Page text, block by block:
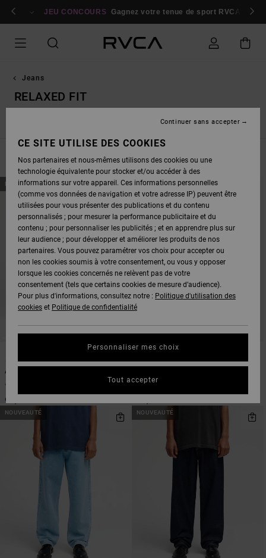
GRILLE
Se connecter / s'inscrire
JEU CONCOURS Gagnez votre tenue de sport RVCA
Jeans
RELAXED FIT
FILTRER & TRIER
PASSER
AUX
CRITÈRES
ALLER
TRIER
NOUVEAUTÉ
Americana Dayshift
Jean en denim Bleu Homme
95,00 €
NOUVEAUTÉ
3
Jean en denim Noir Homme
NOUVEAUTÉ NOUVEAUTÉ
CE SITE UTILISE DES COOKIES
Nos partenaires et nous-mêmes utilisons des cookies ou une
technologie équivalente pour stocker et/ou accéder à des
informations sur votre appareil. Ces informations personnelles
(comme vos données de navigation et votre adresse IP) peuvent être
utilisées pour vous présenter des publications et du contenu
personnalisés ; pour mesurer la performance publicitaire et du
contenu ; pour personnaliser les publicités ; et en apprendre plus sur
leur audience ; pour développer et améliorer les produits de nos
partenaires. Vous pouvez paramétrer vos choix pour accepter ou
non les cookies soumis à votre consentement, ou vous y opposer
lorsque les cookies concernés ne relèvent pas de votre
consentement (tels que certains cookies de mesure d’audience).
Pour plus d'informations, consultez notre : Politique d'utilisation des
cookies et Politique de confidentialité
Personnaliser mes choix
Continuer sans accepter
Tout accepter